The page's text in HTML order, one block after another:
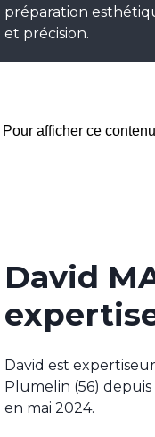
préparation
et précision.
Pour afficher ce
David
David est
Plumelin (56)
en mai 2024.